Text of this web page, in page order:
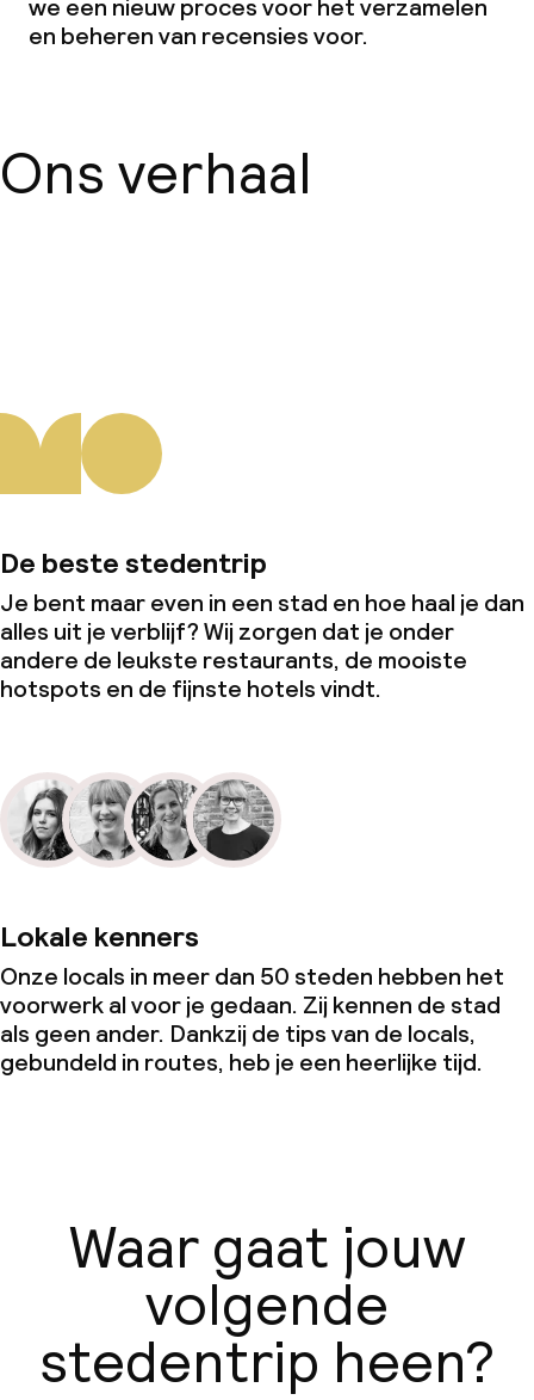
we een nieuw proces voor het verzamelen
en beheren van recensies voor.
Ons verhaal
De beste stedentrip
Je bent maar even in een stad en hoe haal je dan
alles uit je verblijf? Wij zorgen dat je onder
andere de leukste restaurants, de mooiste
hotspots en de fijnste hotels vindt.
Lokale kenners
Onze locals in meer dan 50 steden hebben het
voorwerk al voor je gedaan. Zij kennen de stad
als geen ander. Dankzij de tips van de locals,
gebundeld in routes, heb je een heerlijke tijd.
Waar gaat jouw
volgende
stedentrip heen?